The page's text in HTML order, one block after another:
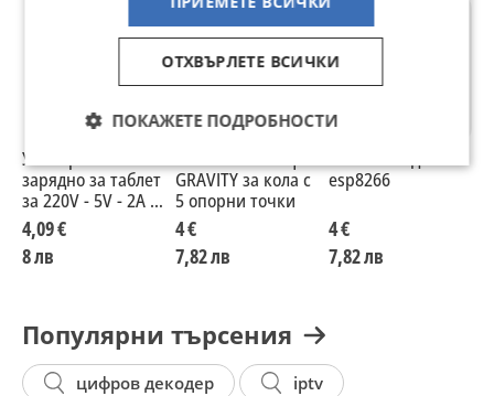
Универсално
зарядно за таблет
за 220V - 5V - 2A -
2.5 mm
4,09 €
8 лв
GRAVITY за кола с
5 опорни точки
4 €
7,82 лв
esp8266
4 €
7,82 лв
Популярни търсения
цифров декодер iptv
ОТХВЪРЛЕТЕ ВСИЧКИ
ПОКАЖЕТЕ ПОДРОБНОСТИ